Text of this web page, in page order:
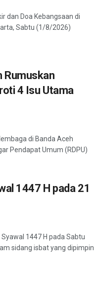
dan Doa Kebangsaan di
Sabtu (1/8/2026)
Rumuskan
4 Isu Utama
di Banda Aceh
Pendapat Umum (RDPU)
1447 H pada 21
1447 H pada Sabtu
sidang isbat yang dipimpin